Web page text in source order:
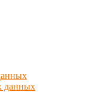
данных